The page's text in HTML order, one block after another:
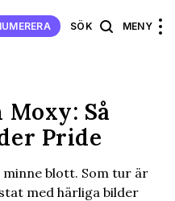
SÖK MENY
Så
Pride
blott. Som tur är
med härliga bilder